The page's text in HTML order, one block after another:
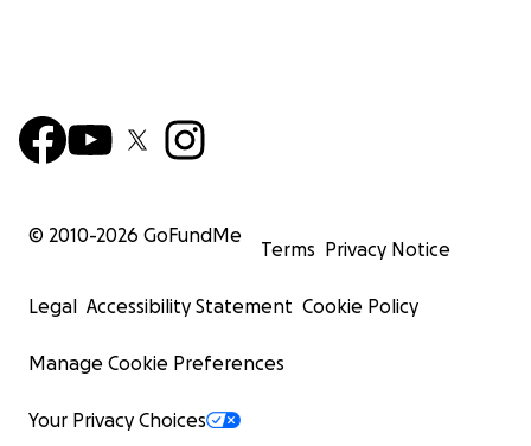
© 2010-2026 GoFundMe
Terms Privacy Notice
Legal Accessibility Statement Cookie Policy
Manage Cookie Preferences
Your Privacy Choices